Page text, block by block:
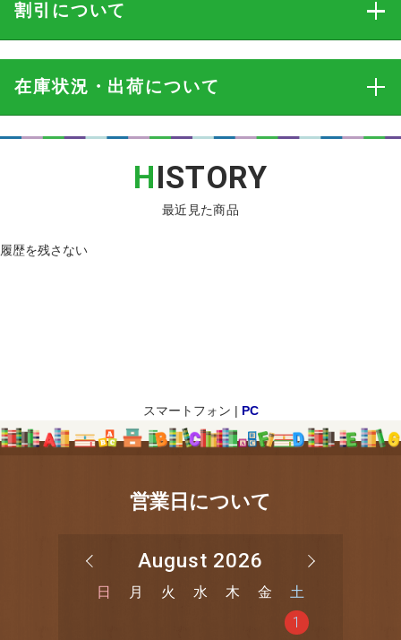
割引 について
在庫状況・出荷について
HISTORY
最近見た商品
履歴を残さない
スマートフォン | PC
営業日について
August 2026
日 月 火 水 木 金
土
1